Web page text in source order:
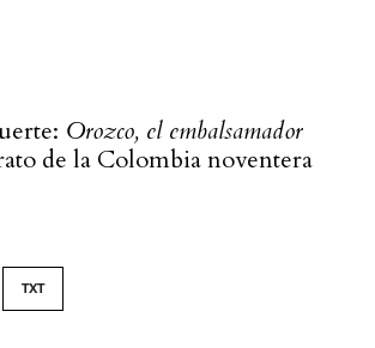
Orozco, el embalsamador
de la Colombia noventera
TXT